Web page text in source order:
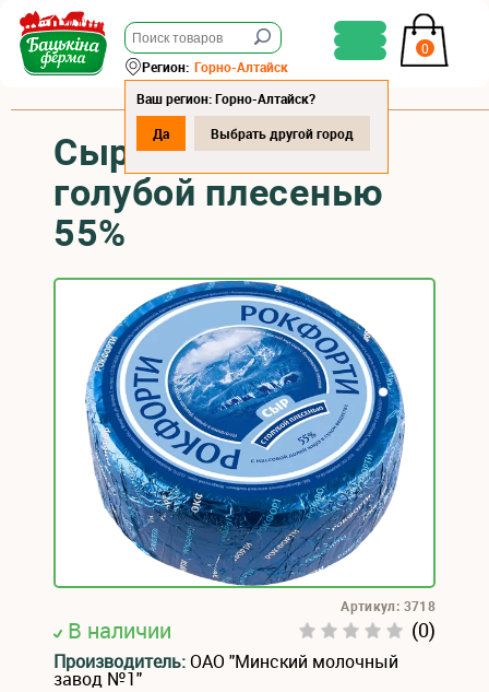
0
Регион: Горно-Алтайск
Ваш регион: Горно-Алтайск?
Да
Выбрать другой город
Сыр "Рокфорти" с
голубой плесенью
55%
В наличии (0)
Артикул: 3718
Производитель:ОАО "Минский молочный
завод №1"